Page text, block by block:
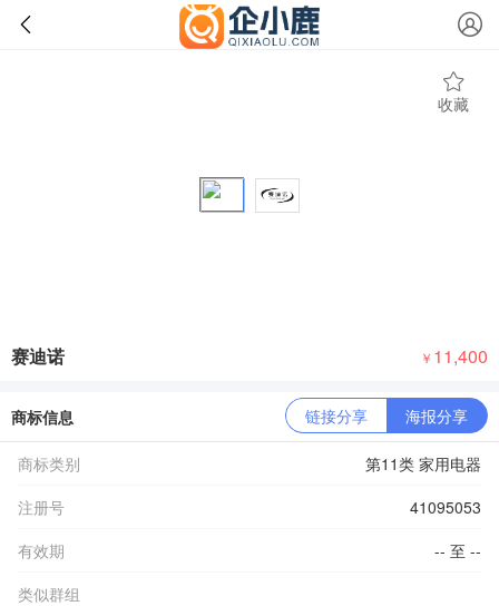
收藏
赛迪诺 ￥ 11,400
商标信息 链接分享 海报分享
商标类别
第11类 家用电器
注册号
41095053
有效期
-- 至 --
类似群组